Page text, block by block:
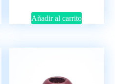
Añadir al carrito